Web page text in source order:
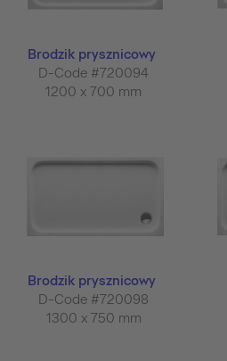
Brodzik prysznicowy
D-Code #720094
1200 x 700 mm
Brodzik prysznicowy
D-Code #720098
1300 x 750 mm